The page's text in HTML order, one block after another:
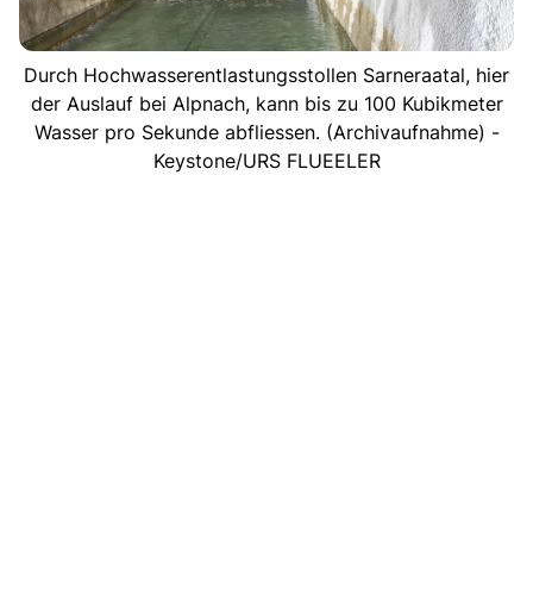
Durch Hochwasserentlastungsstollen Sarneraatal, hier
der Auslauf bei Alpnach, kann bis zu 100 Kubikmeter
Wasser pro Sekunde abfliessen. (Archivaufnahme) -
Keystone/URS FLUEELER